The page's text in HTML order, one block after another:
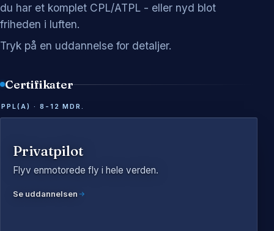
du har et komplet CPL/ATPL - eller nyd blot
friheden i luften.
Tryk på en uddannelse for detaljer.
Certifikater
PPL(A) · 8-12 MDR.
Privatpilot
Flyv enmotorede fly i hele verden.
Se uddannelsen